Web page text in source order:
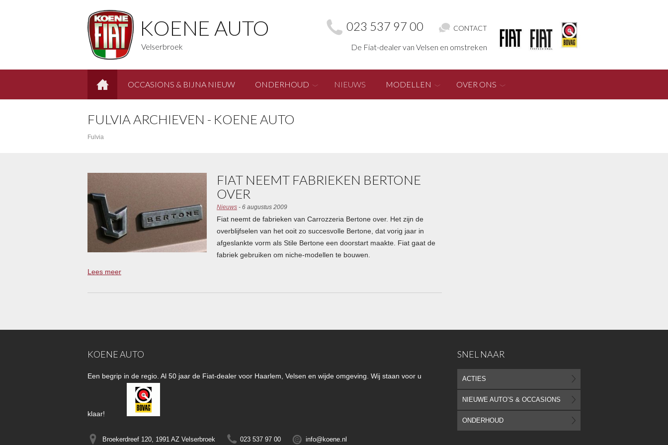
KOENE AUTO
Velserbroek
023 537 97 00 CONTACT
De Fiat-dealer van Velsen en omstreken
OCCASIONS & BIJNA NIEUW ONDERHOUD NIEUWS MODELLEN OVER ONS
FULVIA ARCHIEVEN - KOENE AUTO
Fulvia
FIAT NEEMT FABRIEKEN BERTONE
OVER
Nieuws - 6 augustus 2009
Fiat neemt de fabrieken van Carrozzeria Bertone over. Het zijn de
overblijfselen van het ooit zo succesvolle Bertone, dat vorig jaar in
afgeslankte vorm als Stile Bertone een doorstart maakte. Fiat gaat de
fabriek gebruiken om niche-modellen te bouwen.
Lees meer
KOENE AUTO
Een begrip in de regio. Al 50 jaar de Fiat-dealer voor Haarlem, Velsen en wijde omgeving. Wij staan voor u
klaar!
Broekerdreef 120, 1991 AZ Velserbroek 023 537 97 00 info@koene.nl
SNEL NAAR
ACTIES
NIEUWE AUTO’S & OCCASIONS
ONDERHOUD